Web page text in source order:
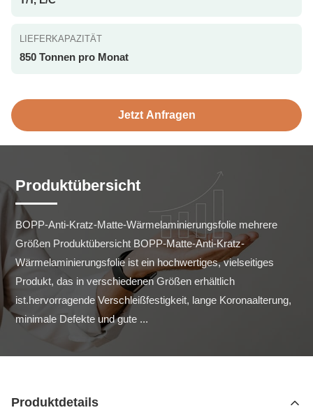
LIEFERKAPAZITÄT
850 Tonnen pro Monat
Jetzt Anfragen
Produktübersicht
BOPP-Anti-Kratz-Matte-Wärmelaminierungsfolie mehrere
Größen Produktübersicht BOPP-Matte-Anti-Kratz-
Wärmelaminierungsfolie ist ein hochwertiges, vielseitiges
Produkt, das in verschiedenen Größen erhältlich
ist.hervorragende Verschleißfestigkeit, lange Koronaalterung,
minimale Defekte und gute ...
Produktdetails